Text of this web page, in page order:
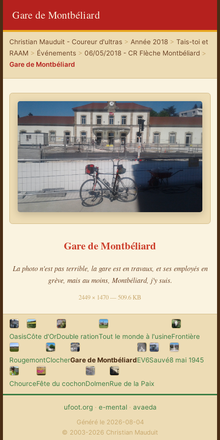
Gare de Montbéliard
Christian Mauduit - Coureur d'ultras> Année 2018> Tais-toi et
RAAM > Événements> 06/05/2018 - CR Flèche Montbéliard>
Gare de Montbéliard
Gare de Montbéliard
La photo n'est pas terrible, la gare est en travaux, et ses employés en
grève, mais au moins, Montbéliard, j'y suis.
2449 × 1470 — 509.6 KB
OasisCôte d'OrDouble rationTout le monde à l'usineFrontière
RougemontClocherGare de MontbéliardEV6Sauvé8 mai 1945
ChourceFête du cochonDolmenRue de la Paix
ufoot.org· e-mental· avaeda
Généré le 2026-08-04
© 2003-2026 Christian Mauduit